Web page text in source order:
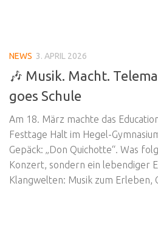
NEWS 3. APRIL 2026
🎶 Musik. Macht.
goes Schule
Am 18. März machte das
Festtage Halt im Hegel-
Gepäck: „Don Quichotte“. Was
Konzert, sondern ein lebendiger
Klangwelten: Musik zum Erleben,